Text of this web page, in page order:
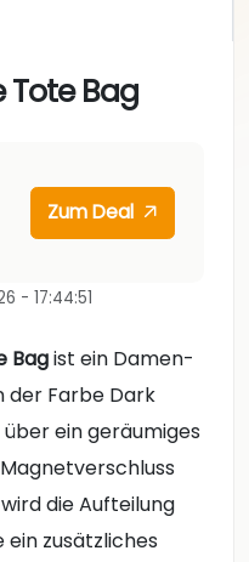
Tote Bag
Zum Deal
- 17:44:51
Bagist ein Damen-
der Farbe Dark
ein geräumiges
die Aufteilung
zusätzliches